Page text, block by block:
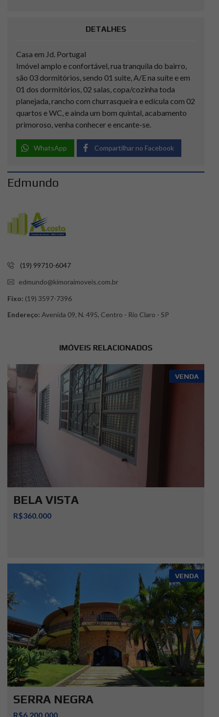
DETALHES
Casa em Jd. Portugal
Imóvel amplo e confortável, rua tranquila do bairro,
são 03 dormitórios, sendo 01 suite, A/E na suíte e em
01 dos dormitórios, 02 salas, copa/cozinha toda
planejada, rancho com churrasqueira e edícula com 02
quartos e WC, e ainda um bom quintal, acabamento
primoroso, venha conhecer e encante-se.
WhatsApp Compartilhar no Facebook
Edmundo
(19) 99710-6047
edmundo@kimoraimoveis.com.br
Fixo: (19) 3597-7396
Endereço: Avenida 09, N. 495, Centro - Rio Claro - SP
IMÓVEIS RELACIONADOS
VENDA
BELA VISTA
R$360.000
VENDA
SERRA NEGRA
R$6.200.000